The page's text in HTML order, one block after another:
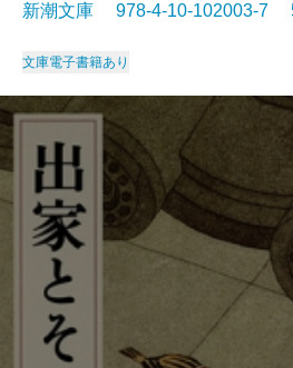
新潮文庫 978-4-10-102003-7
文庫電子書籍あり